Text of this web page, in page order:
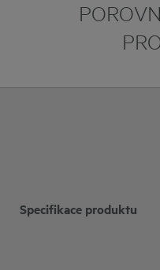
Specifikace produktu